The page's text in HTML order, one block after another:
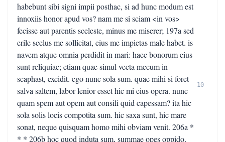
habebunt sibi signi impii posthac, si ad hunc modum est
innoxiis honor apud vos? nam me si sciam <in vos>
fecisse aut parentis sceleste, minus me miserer; 197a sed
erile scelus me sollicitat, eius me impietas male habet. is
navem atque omnia perdidit in mari: haec bonorum eius
sunt reliquiae; etiam quae simul vecta mecum in
scaphast, excidit. ego nunc sola sum. quae mihi si foret
salva saltem, labor lenior esset hic mi eius opera. nunc
quam spem aut opem aut consili quid capessam? ita hic
sola solis locis compotita sum. hic saxa sunt, hic mare
sonat, neque quisquam homo mihi obviam venit. 206a *
* * 206b hoc quod induta sum, summae opes oppido,
10